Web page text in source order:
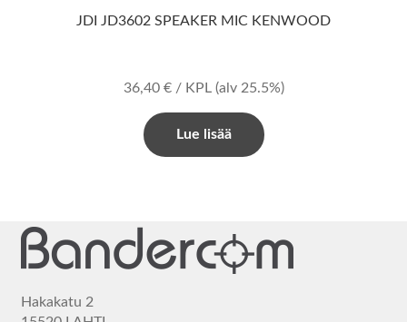
JDI JD3602 SPEAKER MIC KENWOOD
36,40 €/ KPL (alv 25.5%)
Lue lisää
Hakakatu 2